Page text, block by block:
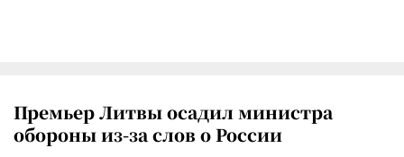
Премьер Литвы осадил министра
обороны из-за слов о России